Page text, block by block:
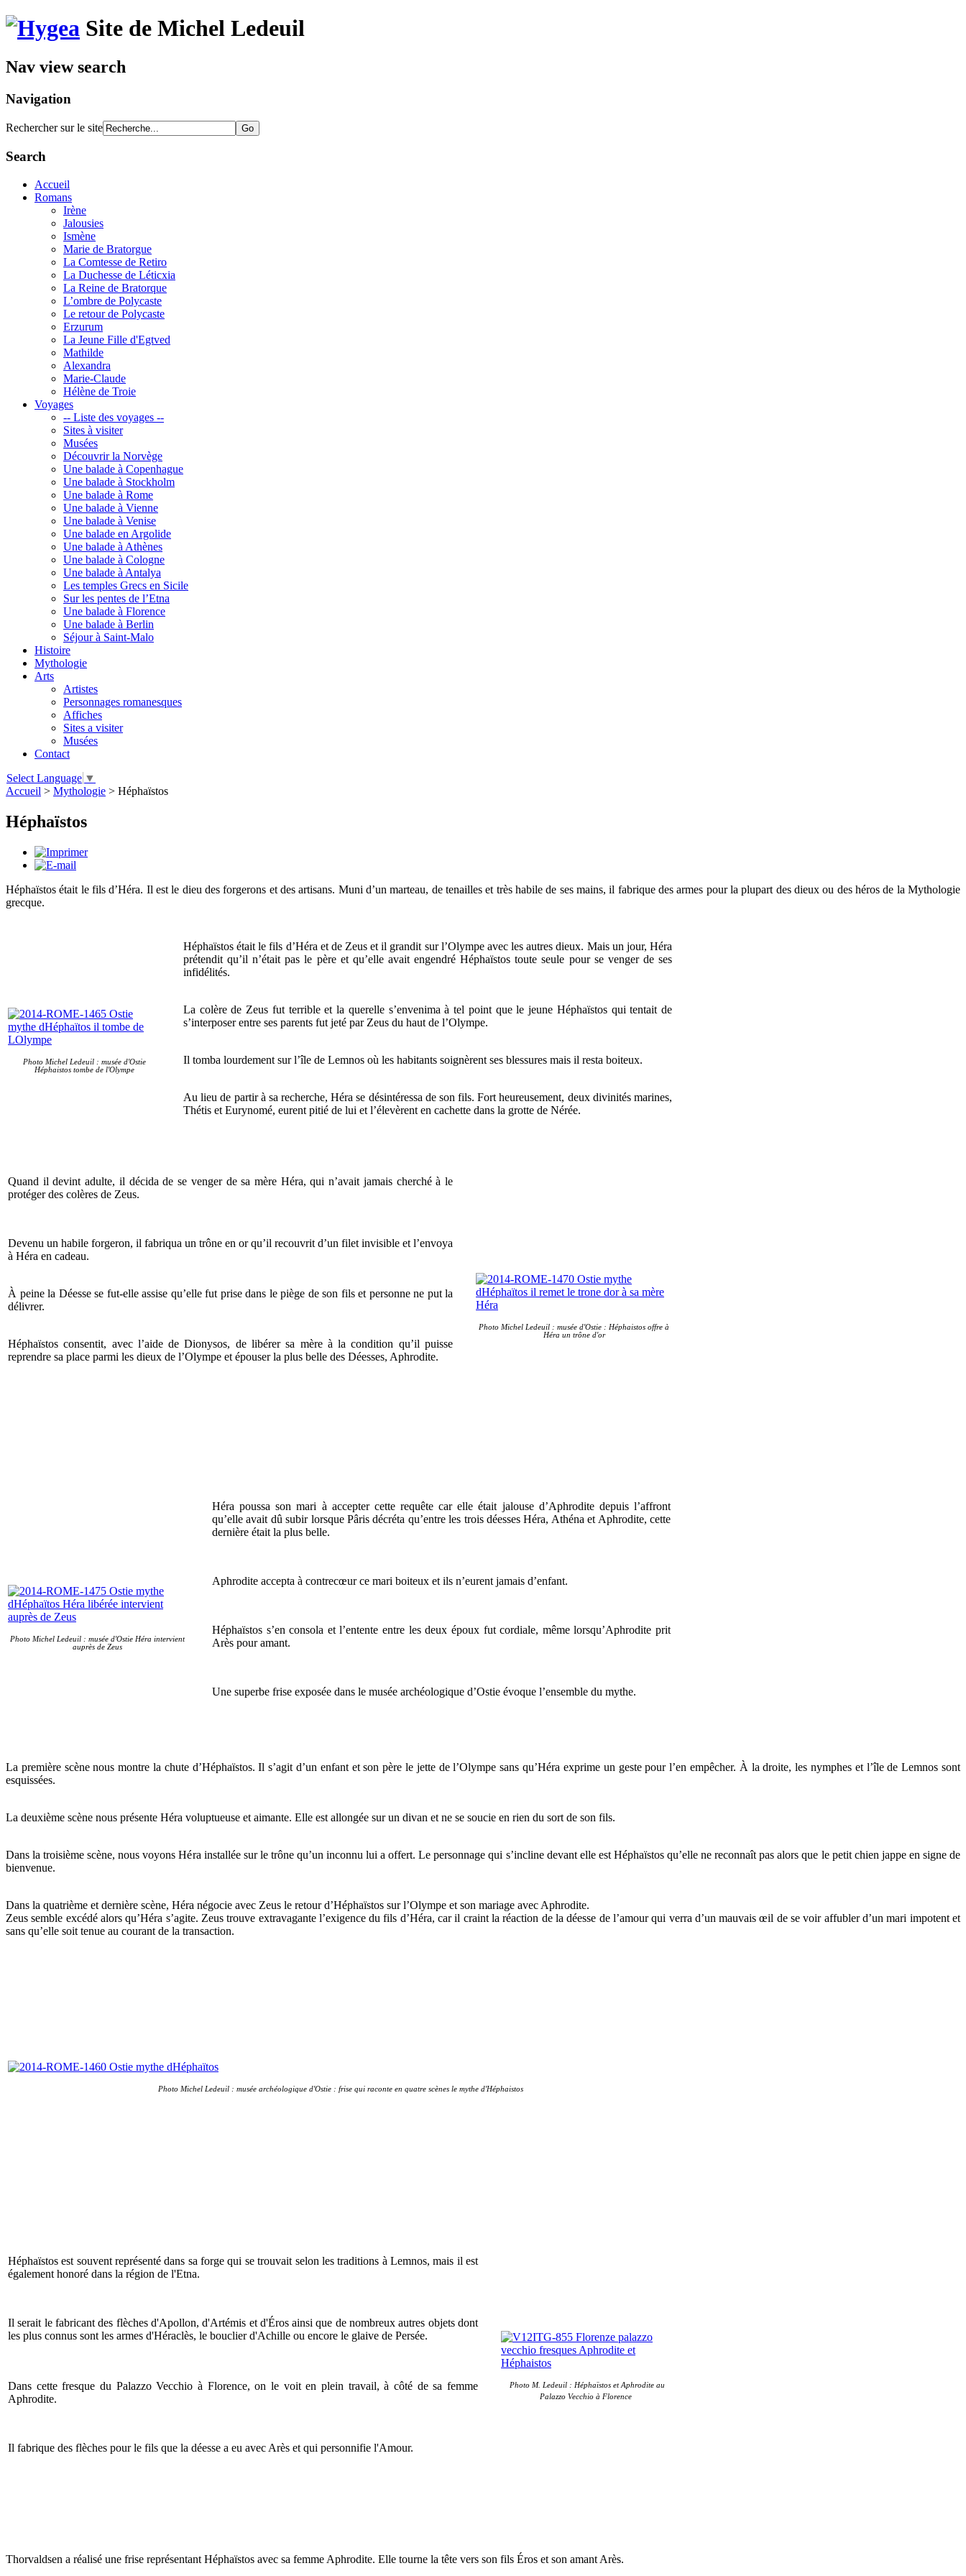
Site de Michel Ledeuil
Nav view search
Navigation
Rechercher sur le site
Search
Accueil
Romans
Irène
Jalousies
Ismène
Marie de Bratorgue
La Comtesse de Retiro
La Duchesse de Léticxia
La Reine de Bratorque
L’ombre de Polycaste
Le retour de Polycaste
Erzurum
La Jeune Fille d'Egtved
Mathilde
Alexandra
Marie-Claude
Hélène de Troie
Voyages
-- Liste des voyages --
Sites à visiter
Musées
Découvrir la Norvège
Une balade à Copenhague
Une balade à Stockholm
Une balade à Rome
Une balade à Vienne
Une balade à Venise
Une balade en Argolide
Une balade à Athènes
Une balade à Cologne
Une balade à Antalya
Les temples Grecs en Sicile
Sur les pentes de l’Etna
Une balade à Florence
Une balade à Berlin
Séjour à Saint-Malo
Histoire
Mythologie
Arts
Artistes
Personnages romanesques
Affiches
Sites a visiter
Musées
Contact
Select Language ▼
Accueil > Mythologie > Héphaïstos
Héphaïstos
Héphaïstos était le fils d’Héra. Il est le dieu des forgerons et des artisans. Muni d’un marteau, de tenailles et très habile de ses mains, il fabrique des armes pour la plupart des dieux ou des héros de la Mythologie
grecque.
Photo Michel Ledeuil : musée d'Ostie
Héphaistos tombe de l'Olympe
Héphaïstos était le fils d’Héra et de Zeus et il grandit sur l’Olympe avec les autres dieux. Mais un jour, Héra
prétendit qu’il n’était pas le père et qu’elle avait engendré Héphaïstos toute seule pour se venger de ses
infidélités.
La colère de Zeus fut terrible et la querelle s’envenima à tel point que le jeune Héphaïstos qui tentait de
s’interposer entre ses parents fut jeté par Zeus du haut de l’Olympe.
Il tomba lourdement sur l’île de Lemnos où les habitants soignèrent ses blessures mais il resta boiteux.
Au lieu de partir à sa recherche, Héra se désintéressa de son fils. Fort heureusement, deux divinités marines,
Thétis et Eurynomé, eurent pitié de lui et l’élevèrent en cachette dans la grotte de Nérée.
Quand il devint adulte, il décida de se venger de sa mère Héra, qui n’avait jamais cherché à le
protéger des colères de Zeus.
Devenu un habile forgeron, il fabriqua un trône en or qu’il recouvrit d’un filet invisible et l’envoya
à Héra en cadeau.
À peine la Déesse se fut-elle assise qu’elle fut prise dans le piège de son fils et personne ne put la
délivrer.
Héphaïstos consentit, avec l’aide de Dionysos, de libérer sa mère à la condition qu’il puisse
reprendre sa place parmi les dieux de l’Olympe et épouser la plus belle des Déesses, Aphrodite.
Photo Michel Ledeuil : musée d'Ostie : Héphaistos offre à
Héra un trône d'or
Photo Michel Ledeuil : musée d'Ostie Héra intervient
auprès de Zeus
Héra poussa son mari à accepter cette requête car elle était jalouse d’Aphrodite depuis l’affront
qu’elle avait dû subir lorsque Pâris décréta qu’entre les trois déesses Héra, Athéna et Aphrodite, cette
dernière était la plus belle.
Aphrodite accepta à contrecœur ce mari boiteux et ils n’eurent jamais d’enfant.
Héphaïstos s’en consola et l’entente entre les deux époux fut cordiale, même lorsqu’Aphrodite prit
Arès pour amant.
Une superbe frise exposée dans le musée archéologique d’Ostie évoque l’ensemble du mythe.
La première scène nous montre la chute d’Héphaïstos. Il s’agit d’un enfant et son père le jette de l’Olympe sans qu’Héra exprime un geste pour l’en empêcher. À la droite, les nymphes et l’île de Lemnos sont
esquissées.
La deuxième scène nous présente Héra voluptueuse et aimante. Elle est allongée sur un divan et ne se soucie en rien du sort de son fils.
Dans la troisième scène, nous voyons Héra installée sur le trône qu’un inconnu lui a offert. Le personnage qui s’incline devant elle est Héphaïstos qu’elle ne reconnaît pas alors que le petit chien jappe en signe de
bienvenue.
Dans la quatrième et dernière scène, Héra négocie avec Zeus le retour d’Héphaïstos sur l’Olympe et son mariage avec Aphrodite.
Zeus semble excédé alors qu’Héra s’agite. Zeus trouve extravagante l’exigence du fils d’Héra, car il craint la réaction de la déesse de l’amour qui verra d’un mauvais œil de se voir affubler d’un mari impotent et
sans qu’elle soit tenue au courant de la transaction.
Photo Michel Ledeuil : musée archéologique d'Ostie : frise qui raconte en quatre scènes le mythe d'Héphaistos
Héphaïstos est souvent représenté dans sa forge qui se trouvait selon les traditions à Lemnos, mais il est
également honoré dans la région de l'Etna.
Il serait le fabricant des flèches d'Apollon, d'Artémis et d'Éros ainsi que de nombreux autres objets dont
les plus connus sont les armes d'Héraclès, le bouclier d'Achille ou encore le glaive de Persée.
Dans cette fresque du Palazzo Vecchio à Florence, on le voit en plein travail, à côté de sa femme
Aphrodite.
Il fabrique des flèches pour le fils que la déesse a eu avec Arès et qui personnifie l'Amour.
Photo M. Ledeuil : Héphaïstos et Aphrodite au
Palazzo Vecchio à Florence
Thorvaldsen a réalisé une frise représentant Héphaïstos avec sa femme Aphrodite. Elle tourne la tête vers son fils Éros et son amant Arès.